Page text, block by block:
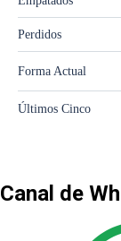
Canal de